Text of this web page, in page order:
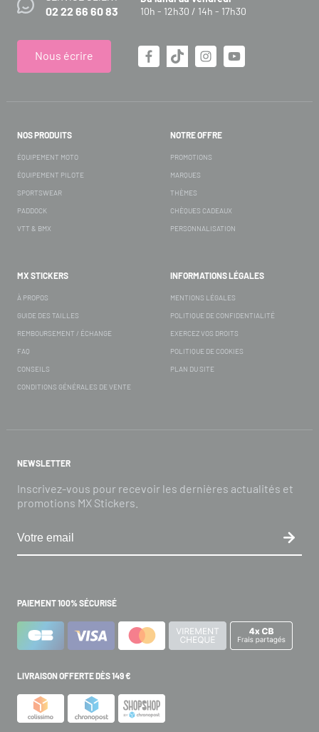
02 22 66 60 83
10h - 12h30 / 14h - 17h30
Nous écrire
NOS PRODUITS
ÉQUIPEMENT MOTO
ÉQUIPEMENT PILOTE
SPORTSWEAR
PADDOCK
VTT & BMX
NOTRE OFFRE
PROMOTIONS
MARQUES
THÈMES
CHÈQUES CADEAUX
PERSONNALISATION
MX STICKERS
À PROPOS
GUIDE DES TAILLES
REMBOURSEMENT / ÉCHANGE
FAQ
CONSEILS
CONDITIONS GÉNÉRALES DE VENTE
INFORMATIONS LÉGALES
MENTIONS LÉGALES
POLITIQUE DE CONFIDENTIALITÉ
EXERCEZ VOS DROITS
POLITIQUE DE COOKIES
PLAN DU SITE
NEWSLETTER
Inscrivez-vous pour recevoir les dernières actualités et
promotions MX Stickers.
PAIEMENT 100% SÉCURISÉ
LIVRAISON OFFERTE DÈS 149 €